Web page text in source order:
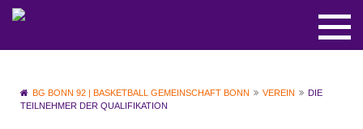
BG BONN 92 | BASKETBALL GEMEINSCHAFT BONN VEREIN
DIE
TEILNEHMER DER QUALIFIKATION